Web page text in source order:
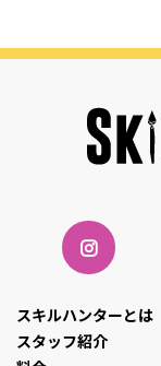
スキルハンターとは
スタッフ紹介